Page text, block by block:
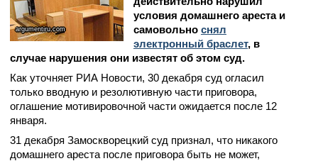
argumentiru.com
условия домашнего ареста и
самовольно снял
электронный браслет, в
случае нарушения они известят об этом суд.
Как уточняет РИА Новости, 30 декабря суд огласил
только вводную и резолютивную части приговора,
оглашение мотивировочной части ожидается после 12
января.
31 декабря Замоскворецкий суд признал, что никакого
домашнего ареста после приговора быть не может,